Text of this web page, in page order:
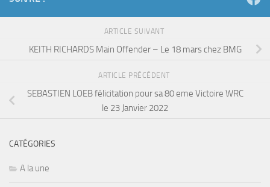
ARTICLE SUIVANT
KEITH RICHARDS Main Offender – Le 18 mars chez BMG
ARTICLE PRÉCÉDENT
SEBASTIEN LOEB félicitation pour sa 80 eme Victoire WRC
le 23 Janvier 2022
CATÉGORIES
A la une